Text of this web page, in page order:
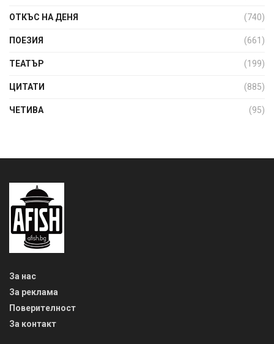
ОТКЪС НА ДЕНЯ (740)
ПОЕЗИЯ (661)
ТЕАТЪР (199)
ЦИТАТИ (885)
ЧЕТИВА (95)
За нас
За реклама
Поверителност
За контакт